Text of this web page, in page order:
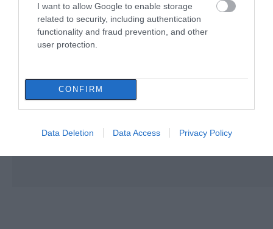
I want to allow Google to enable storage
related to security, including authentication
functionality and fraud prevention, and other
user protection.
CONFIRM
Data Deletion Data Access Privacy Policy